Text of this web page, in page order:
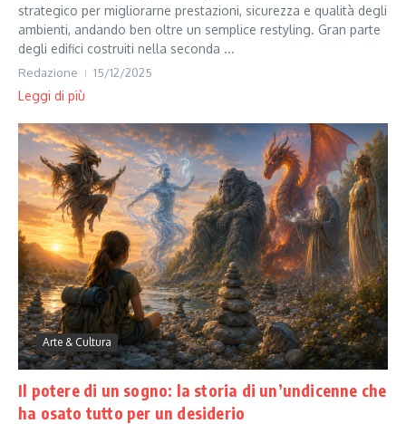
strategico per migliorarne prestazioni, sicurezza e qualità degli
ambienti, andando ben oltre un semplice restyling. Gran parte
degli edifici costruiti nella seconda ...
Redazione 15/12/2025
Leggi di più
Arte & Cultura
Il potere di un sogno: la storia di un’undicenne che
ha osato tutto per un desiderio